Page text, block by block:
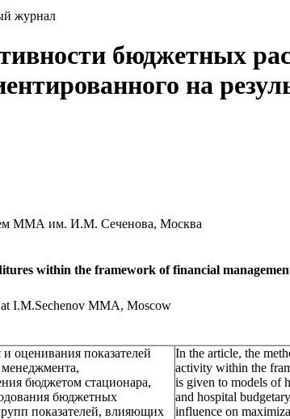
журнал
бюджетных
на
ММА им. И.М. Сеченова, Москва
within the framework of financial
at I.M.Sechenov MMA, Moscow
оценивания показателей
менеджмента,
бюджетом стационара,
бюджетных
показателей, влияющих
In the article, the
activity within the
is given to models of
and hospital
influence on